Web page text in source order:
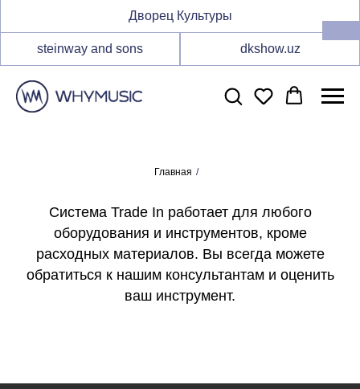
steinway and sons dkshow.uz
Дворец Культуры
Главная /
Система Trade In работает для любого
оборудования и инструментов, кроме
расходных материалов. Вы всегда можете
обратиться к нашим консультантам и оценить
ваш инструмент.